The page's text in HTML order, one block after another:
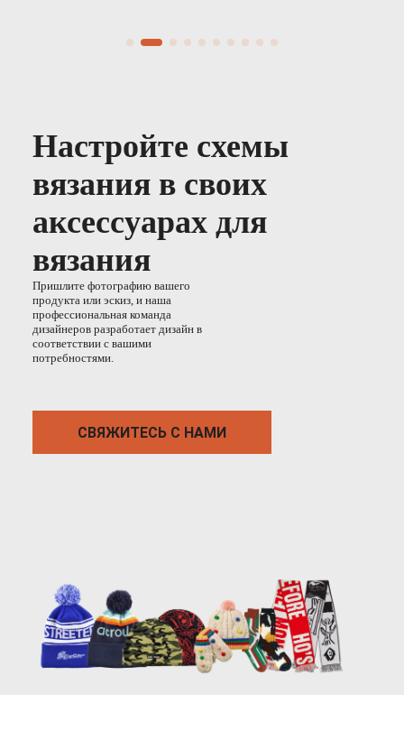
Настройте схемы
вязания в своих
аксессуарах для
вязания
Пришлите фотографию вашего
продукта или эскиз, и наша
профессиональная команда
дизайнеров разработает дизайн в
соответствии с вашими
потребностями.
СВЯЖИТЕСЬ С НАМИ